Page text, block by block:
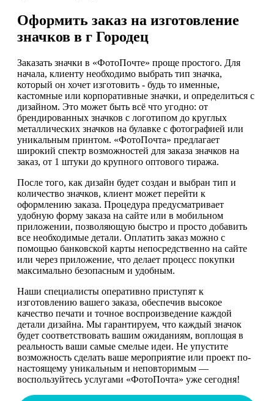
Оформить заказ на изготовление
значков в г Городец
Заказать значки в «ФотоПочте» проще простого. Для
начала, клиенту необходимо выбрать тип значка,
который он хочет изготовить - будь то именные,
кастомные или корпоративные значки, и определиться с
дизайном. Это может быть всё что угодно: от
брендированных значков с логотипом до круглых
металлических значков на булавке с фотографией или
уникальным принтом. «ФотоПочта» предлагает
широкий спектр возможностей для заказа значков на
заказ, от 1 штуки до крупного оптового тиража.
После того, как дизайн будет создан и выбран тип и
количество значков, клиент может перейти к
оформлению заказа. Процедура предусматривает
удобную форму заказа на сайте или в мобильном
приложении, позволяющую быстро и просто добавить
все необходимые детали. Оплатить заказ можно с
помощью банковской карты непосредственно на сайте
или через приложение, что делает процесс покупки
максимально безопасным и удобным.
Наши специалисты оперативно приступят к
изготовлению вашего заказа, обеспечив высокое
качество печати и точное воспроизведение каждой
детали дизайна. Мы гарантируем, что каждый значок
будет соответствовать вашим ожиданиям, воплощая в
реальность ваши самые смелые идеи. Не упустите
возможность сделать ваше мероприятие или проект по-
настоящему уникальным и неповторимым —
воспользуйтесь услугами «ФотоПочта» уже сегодня!